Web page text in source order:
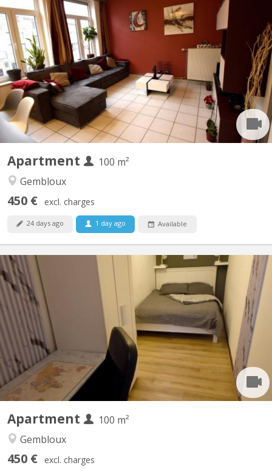
Apartment
100 m²
Gembloux
450 € excl. charges
24 days ago 1 day ago Available
KV 1926
Belle Coloc en plein centre, au calme, non loin de la gare, près
des commerces et à une minute de la faculté d'agronomie vous
bénéficierez d'un lit double et un bureau dans une chambre avec
vue sur jardin. Salle de bain spacieuse. Cuisine ouverte donnant
sur le séjour. Touts deux moderne et très...
Apartment
100 m²
Gembloux
450 € excl. charges
KV 1927
Belle coloc full équipée et meublée, en plein centre, au calme,
non loin de la gare, près des commerces et à une minute de la
faculté d'agronomie vous bénéficierez d'un lit double et un
bureau dans une chambre avec vue sur jardin. Salle de bain
spacieuse. Cuisine ouverte donnant sur le séjour....